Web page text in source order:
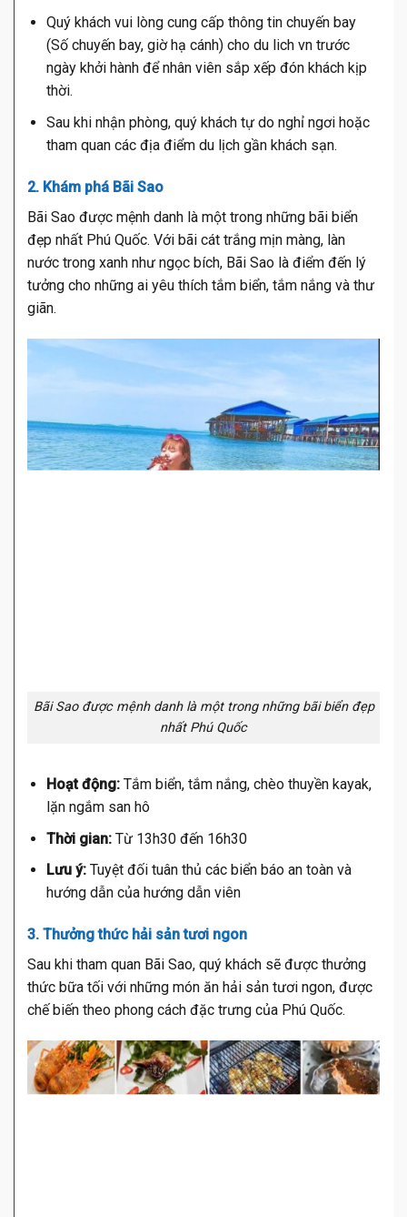
Quý khách vui lòng cung cấp thông tin chuyến bay
(Số chuyến bay, giờ hạ cánh) cho du lich vn trước
ngày khởi hành để nhân viên sắp xếp đón khách kịp
thời.
Sau khi nhận phòng, quý khách tự do nghỉ ngơi hoặc
tham quan các địa điểm du lịch gần khách sạn.
2. Khám phá Bãi Sao
Bãi Sao được mệnh danh là một trong những bãi biển
đẹp nhất Phú Quốc. Với bãi cát trắng mịn màng, làn
nước trong xanh như ngọc bích, Bãi Sao là điểm đến lý
tưởng cho những ai yêu thích tắm biển, tắm nắng và thư
giãn.
Bãi Sao được mệnh danh là một trong những bãi biển đẹp
nhất Phú Quốc
Hoạt động:Tắm biển, tắm nắng, chèo thuyền kayak,
lặn ngắm san hô
Thời gian:Từ 13h30 đến 16h30
Lưu ý:Tuyệt đối tuân thủ các biển báo an toàn và
hướng dẫn của hướng dẫn viên
3. Thưởng thức hải sản tươi ngon
Sau khi tham quan Bãi Sao, quý khách sẽ được thưởng
thức bữa tối với những món ăn hải sản tươi ngon, được
chế biến theo phong cách đặc trưng của Phú Quốc.